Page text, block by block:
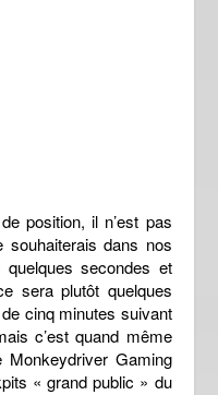
position, il n’est pas
souhaiterais dans nos
secondes et
sera plutôt quelques
cinq minutes suivant
c’est quand même
Gaming
« grand public » du